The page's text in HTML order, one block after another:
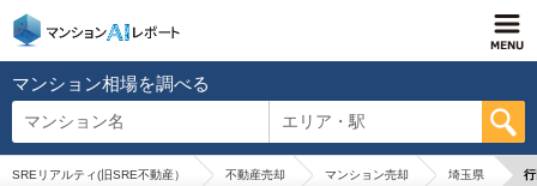
マンション相場を調べる
マンション名 エリア・駅
SREリアルティ(旧SRE不動産） 不動産売却 マンション売却 埼玉県